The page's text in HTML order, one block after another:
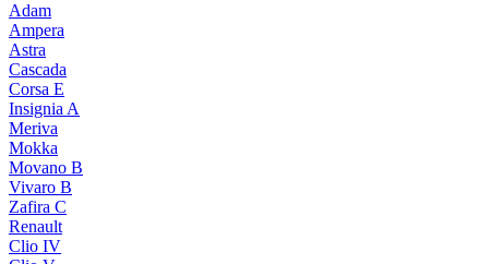
Adam
Ampera
Astra
Cascada
Corsa E
Insignia A
Meriva
Mokka
Movano B
Vivaro B
Zafira C
Renault
Clio IV